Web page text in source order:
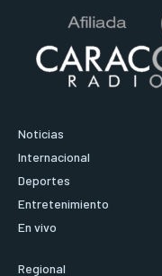
Noticias
Internacional
Deportes
Entretenimiento
En vivo
Regional